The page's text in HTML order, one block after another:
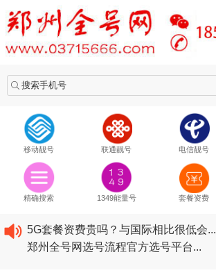
搜索手机号
移动靓号 联通靓号 电信靓号
精确搜索 1349能量号 套餐资费
2020​移动最新套餐资费...
2020​联通最新套餐资费...
5G套餐资费贵吗？与国际相比很低会...
郑州全号网选号流程官方选号平台...